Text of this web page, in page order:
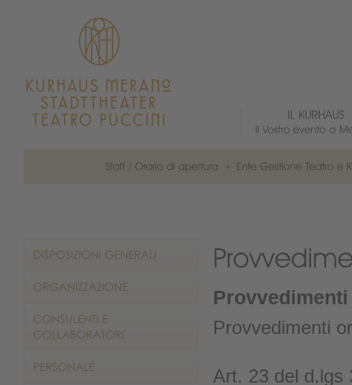
Provvedimenti
Art. 23 del d.lgs